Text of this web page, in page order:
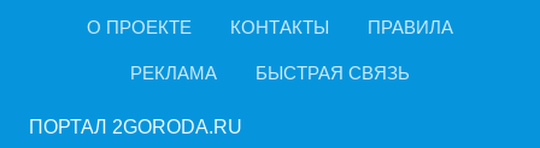
О ПРОЕКТЕ КОНТАКТЫ ПРАВИЛА
РЕКЛАМА БЫСТРАЯ СВЯЗЬ
ПОРТАЛ 2GORODA.RU